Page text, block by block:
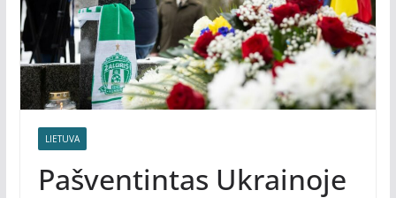
LIETUVA
Pašventintas Ukrainoje